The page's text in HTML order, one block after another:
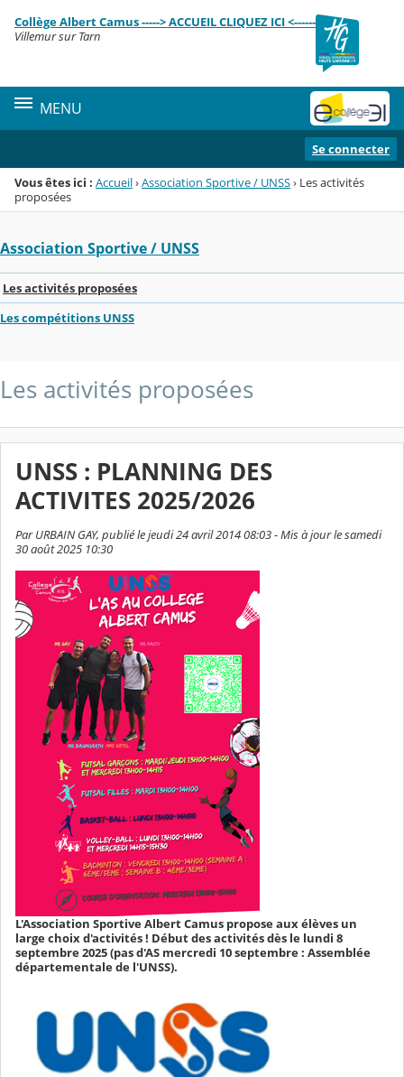
Menu de la rubrique
Contenu
Collège Albert Camus -----> ACCUEIL CLIQUEZ ICI <------
Villemur sur Tarn
MENU
Se connecter
Vous êtes ici : Accueil›Association Sportive / UNSS› Les activités
proposées
Association Sportive / UNSS
Les activités proposées
Les compétitions UNSS
Les activités proposées
UNSS : PLANNING DES
ACTIVITES 2025/2026
Par URBAIN GAY, publié le jeudi 24 avril 2014 08:03 - Mis à jour le samedi
30 août 2025 10:30
L'Association Sportive Albert Camus propose aux élèves un
large choix d'activités ! Début des activités dès le lundi 8
septembre 2025 (pas d'AS mercredi 10 septembre : Assemblée
départementale de l'UNSS).